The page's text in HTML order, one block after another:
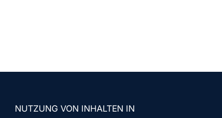
NUTZUNG VON INHALTEN IN